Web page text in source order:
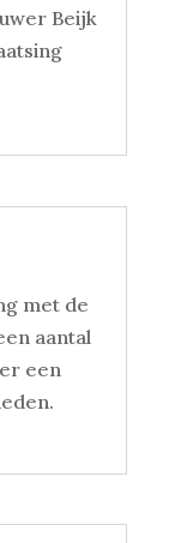
Beijk
met de
aantal
een